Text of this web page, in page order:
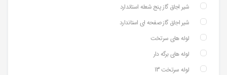
شیر اجاق گاز پنج شعله استاندارد
شیر اجاق گاز صفحه ای استاندارد
لوله های سرتخت
لوله های برگه دار
لوله سرتخت 13